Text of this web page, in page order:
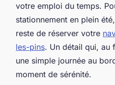
votre emploi du temps.
stationnement en plein
reste de réserver votre
les-pins. Un détail qui, au
une simple journée au
moment de sérénité.